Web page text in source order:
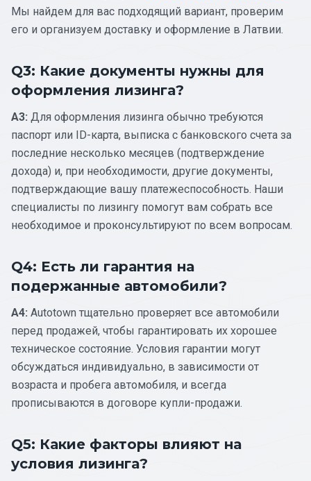
Мы найдем для вас подходящий вариант, проверим
его и организуем доставку и оформление в Латвии.
Q3: Какие документы нужны для
оформления лизинга?
A3: Для оформления лизинга обычно требуются
паспорт или ID-карта, выписка с банковского счета за
последние несколько месяцев (подтверждение
дохода) и, при необходимости, другие документы,
подтверждающие вашу платежеспособность. Наши
специалисты по лизингу помогут вам собрать все
необходимое и проконсультируют по всем вопросам.
Q4: Есть ли гарантия на
подержанные автомобили?
A4: Autotown тщательно проверяет все автомобили
перед продажей, чтобы гарантировать их хорошее
техническое состояние. Условия гарантии могут
обсуждаться индивидуально, в зависимости от
возраста и пробега автомобиля, и всегда
прописываются в договоре купли-продажи.
Q5: Какие факторы влияют на
условия лизинга?